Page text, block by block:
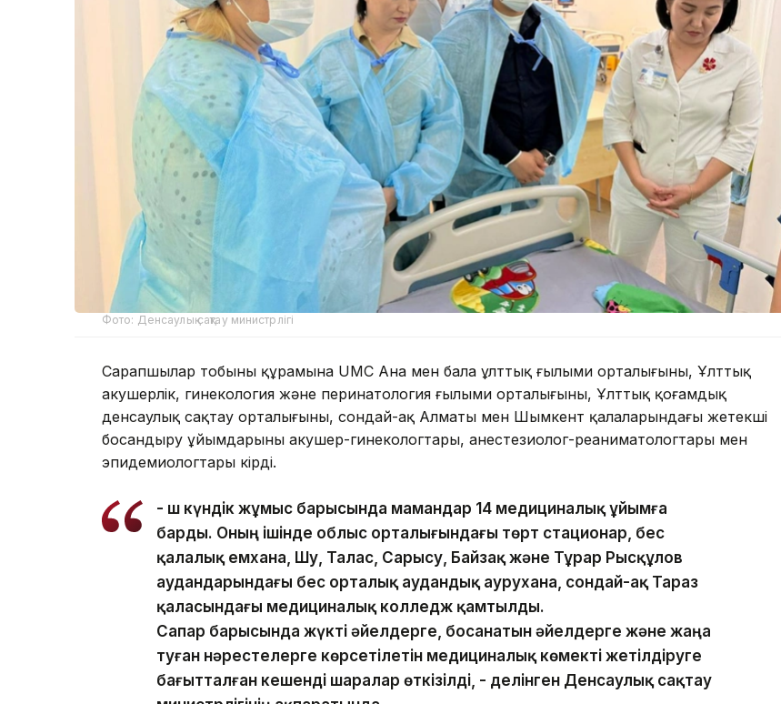
Фото: Денсаулық сақтау министрлігі
Сарапшылар тобының құрамына UMC Ана мен бала ұлттық ғылыми орталығының, Ұлттық
акушерлік, гинекология және перинатология ғылыми орталығының, Ұлттық қоғамдық
денсаулық сақтау орталығының, сондай-ақ Алматы мен Шымкент қалаларындағы жетекші
босандыру ұйымдарының акушер-гинекологтары, анестезиолог-реаниматологтары мен
эпидемиологтары кірді.
- Үш күндік жұмыс барысында мамандар 14 медициналық ұйымға
барды. Оның ішінде облыс орталығындағы төрт стационар, бес
қалалық емхана, Шу, Талас, Сарысу, Байзақ және Тұрар Рысқұлов
аудандарындағы бес орталық аудандық аурухана, сондай-ақ Тараз
қаласындағы медициналық колледж қамтылды.
Сапар барысында жүкті әйелдерге, босанатын әйелдерге және жаңа
туған нәрестелерге көрсетілетін медициналық көмекті жетілдіруге
бағытталған кешенді шаралар өткізілді, - делінген Денсаулық сақтау